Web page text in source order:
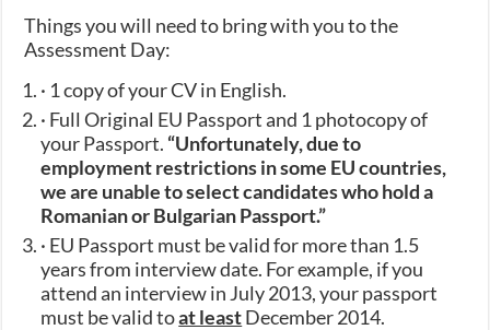
Things you will need to bring with you to the
Assessment Day:
· 1 copy of your CV in English.
· Full Original EU Passport and 1 photocopy of
your Passport. “Unfortunately, due to
employment restrictions in some EU countries,
we are unable to select candidates who hold a
Romanian or Bulgarian Passport.”
· EU Passport must be valid for more than 1.5
years from interview date. For example, if you
attend an interview in July 2013, your passport
must be valid toat leastDecember 2014.